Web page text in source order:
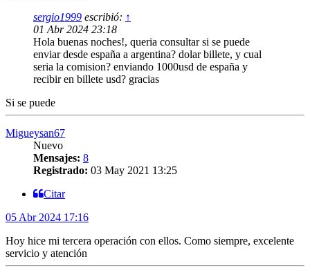
sergio1999 escribió: ↑
01 Abr 2024 23:18
Hola buenas noches!, queria consultar si se puede
enviar desde españa a argentina? dolar billete, y cual
seria la comision? enviando 1000usd de españa y
recibir en billete usd? gracias
Si se puede
Migueysan67
Nuevo
Mensajes: 8
Registrado: 03 May 2021 13:25
Citar
05 Abr 2024 17:16
Hoy hice mi tercera operación con ellos. Como siempre, excelente
servicio y atención